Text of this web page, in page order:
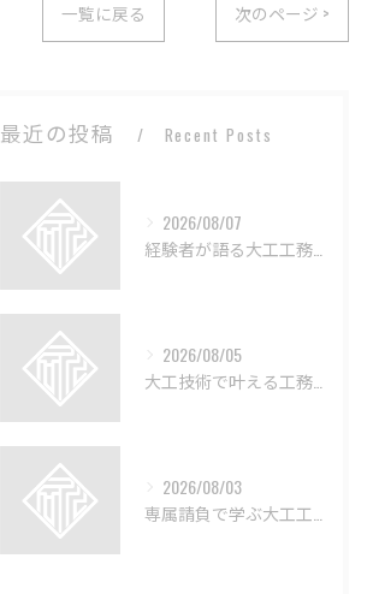
一覧に戻る 次のページ >
最近の投稿 Recent Posts
2026/08/07
2026/08/05
2026/08/03